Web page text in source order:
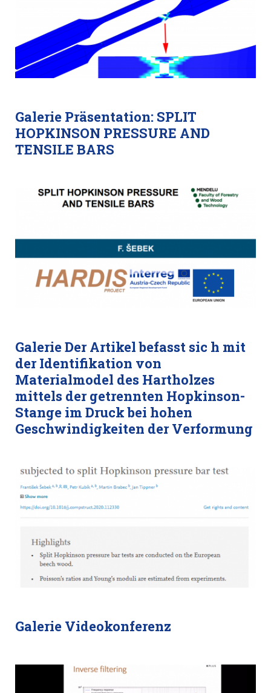
Galerie Präsentation: SPLIT
HOPKINSON PRESSURE AND
TENSILE BARS
Galerie Der Artikel befasst sic h mit
der Identifikation von
Materialmodel des Hartholzes
mittels der getrennten Hopkinson-
Stange im Druck bei hohen
Geschwindigkeiten der Verformung
Galerie Videokonferenz